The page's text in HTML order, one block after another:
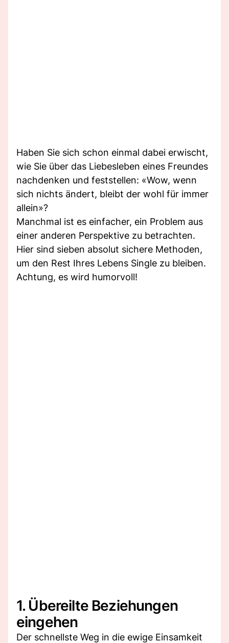
Haben Sie sich schon einmal dabei erwischt,
wie Sie über das Liebesleben eines Freundes
nachdenken und feststellen: «Wow, wenn
sich nichts ändert, bleibt der wohl für immer
allein»?
Manchmal ist es einfacher, ein Problem aus
einer anderen Perspektive zu betrachten.
Hier sind sieben absolut sichere Methoden,
um den Rest Ihres Lebens Single zu bleiben.
Achtung, es wird humorvoll!
1. Übereilte Beziehungen
eingehen
Der schnellste Weg in die ewige Einsamkeit